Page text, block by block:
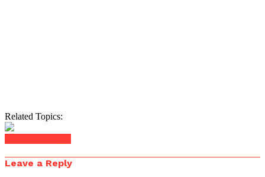
Related Topics:
Leave a Reply